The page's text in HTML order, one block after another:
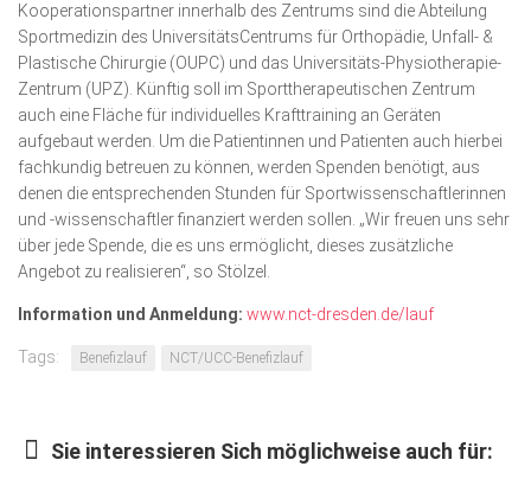
Kooperationspartner innerhalb des Zentrums sind die Abteilung
Sportmedizin des UniversitätsCentrums für Orthopädie, Unfall- &
Plastische Chirurgie (OUPC) und das Universitäts-Physiotherapie-
Zentrum (UPZ). Künftig soll im Sporttherapeutischen Zentrum
auch eine Fläche für individuelles Krafttraining an Geräten
aufgebaut werden. Um die Patientinnen und Patienten auch hierbei
fachkundig betreuen zu können, werden Spenden benötigt, aus
denen die entsprechenden Stunden für Sportwissenschaftlerinnen
und -wissenschaftler finanziert werden sollen. „Wir freuen uns sehr
über jede Spende, die es uns ermöglicht, dieses zusätzliche
Angebot zu realisieren“, so Stölzel.
Information und Anmeldung: www.nct-dresden.de/lauf
Tags: Benefizlauf NCT/UCC-Benefizlauf
Sie interessieren Sich möglichweise auch für: